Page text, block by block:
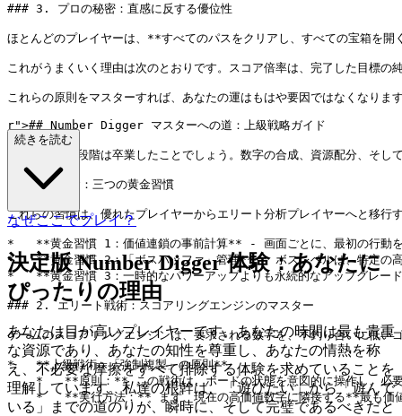
### 3. プロの秘密：直感に反する優位性
ほとんどのプレイヤーは、**すべてのパスをクリアし、すべての宝箱を
これがうまくいく理由は次のとおりです。スコア倍率は、完了した目標
r">## Number Digger マスターへの道：上級戦略ガイド
カジュアルな段階は卒業したことでしょう。数字の合成、資源配分、そ
### 1. 基礎：三つの黄金習慣
これらの習慣は、優れたプレイヤーからエリート分析プレイヤーへと移
*   **黄金習慣 1：価値連鎖の事前計算** - 画面ごとに、最初の行動を起
*   **黄金習慣 2：「ボスバッファ」管理** - ボスレベルは、特定の高価
*   **黄金習慣 3：一時的なパワーアップよりも永続的なアップグレード
### 2. エリート戦術：スコアリングエンジンのマスター
ゲームのスコアリングエンジンは、要求される数字を、不釣り合いに低
*   **上級戦術：「強制複製」の原則**
*   **原則：** この戦術は、ボードの状態を意図的に操作し、必
*   **実行方法：** まず、現在の高価値数字に隣接する**最も価値
続きを読む
なぜここでプレイ？
決定版 Number Digger 体験：あなたに
ぴったりの理由
あなたは目が高いプレイヤーです。あなたの時間は最も貴重
な資源であり、あなたの知性を尊重し、あなたの情熱を称
え、不必要な摩擦をすべて排除する体験を求めていることを
理解しています。私達の根幹は、「遊びたい」から「遊んで
いる」までの道のりが、瞬時に、そして完璧であるべきだと